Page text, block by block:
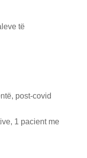
të
post-covid
1 pacient me